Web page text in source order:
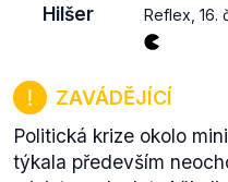
Hilšer
Reflex 16.
ZAVÁDĚJÍCÍ
Politická krize okolo
týkala především